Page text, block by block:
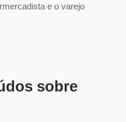
e o varejo
sobre